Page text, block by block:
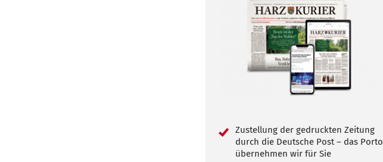
Zustellung der gedruckten Zeitung
durch die Deutsche Post – das Porto
übernehmen wir für Sie